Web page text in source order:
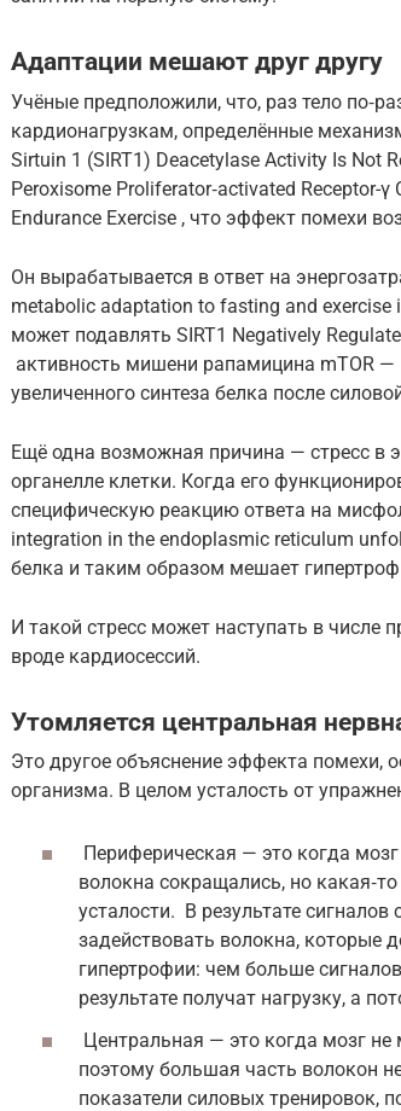
Адаптации мешают друг другу
Учёные предположили, что, раз тело
кардионагрузкам, определённые
Sirtuin 1 (SIRT1) Deacetylase Activity Is Not
Peroxisome Proliferator‑activated Receptor-
Endurance Exercise , что эффект помехи
Он вырабатывается в ответ на
metabolic adaptation to fasting and
может подавлять SIRT1 Negatively
активность мишени рапамицина mTOR
увеличенного синтеза белка после
Ещё одна возможная причина — стресс в
органелле клетки. Когда его
специфическую реакцию ответа на
integration in the endoplasmic reticulum
белка и таким образом мешает
И такой стресс может наступать в числе
вроде кардиосессий.
Утомляется центральная
Это другое объяснение эффекта помехи,
организма. В целом усталость от
Периферическая — это когда
волокна сокращались, но
усталости. В результате сигналов
задействовать волокна, которые
гипертрофии: чем больше
результате получат нагрузку, а
Центральная — это когда мозг
поэтому большая часть волокон
показатели силовых тренировок,